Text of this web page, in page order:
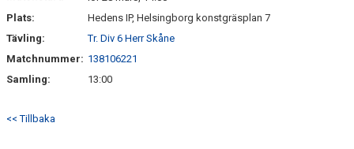
DOKUMENT
Plats:
Hedens IP, Helsingborg konstgräsplan 7
Tävling:
Tr. Div 6 Herr Skåne
Matchnummer: 138106221
Samling:
13:00
<< Tillbaka